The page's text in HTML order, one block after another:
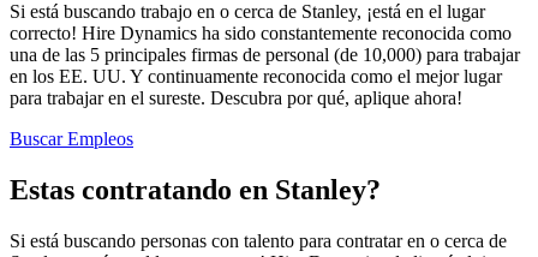
Si está buscando trabajo en o cerca de Stanley, ¡está en el lugar
correcto! Hire Dynamics ha sido constantemente reconocida como
una de las 5 principales firmas de personal (de 10,000) para trabajar
en los EE. UU. Y continuamente reconocida como el mejor lugar
para trabajar en el sureste. Descubra por qué, aplique ahora!
Buscar Empleos
Estas contratando en Stanley?
Si está buscando personas con talento para contratar en o cerca de